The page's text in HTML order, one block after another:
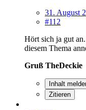
31. August
#112
Hört sich ja gut
diesem Thema
Gruß TheDeckie
Inhalt
Zitieren